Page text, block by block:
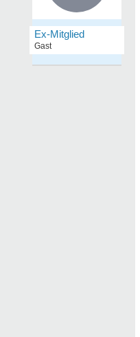
Ex-Mitglied
Gast